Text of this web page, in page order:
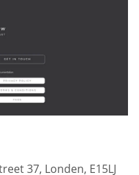
37, Londen, E15LJ